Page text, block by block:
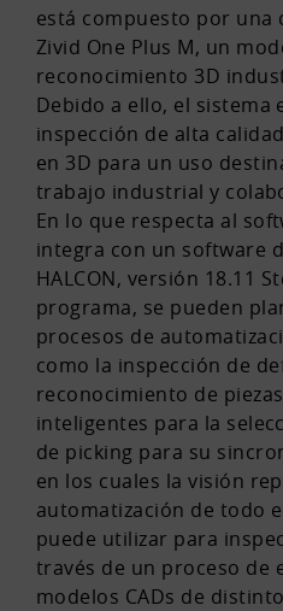
está compuesto por una
Zivid One Plus M, un
reconocimiento 3D
Debido a ello, el sistema
inspección de alta
en 3D para un uso
trabajo industrial y
En lo que respecta al
integra con un software
HALCON, versión 18.11
programa, se pueden
procesos de
como la inspección de
reconocimiento de
inteligentes para la
de picking para su
en los cuales la visión
automatización de todo
puede utilizar para
través de un proceso de
modelos CADs de